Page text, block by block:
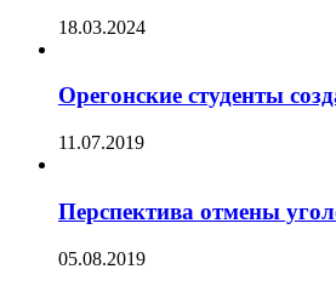
18.03.2024
Орегонские студенты
11.07.2019
Перспектива отмены
05.08.2019